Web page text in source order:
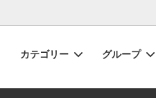
カテゴリー グループ